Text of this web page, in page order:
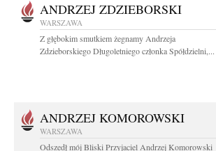
ANDRZEJ ZDZIEBORSKI
WARSZAWA
Z głębokim smutkiem żegnamy Andrzeja
Zdzieborskiego Długoletniego członka Spółdzielni,...
ANDRZEJ KOMOROWSKI
WARSZAWA
Odszedł mój Bliski Przyjaciel Andrzej Komorowski